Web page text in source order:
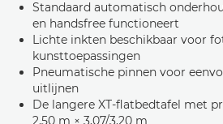
Standaard automatisch
en handsfree functioneert
Lichte inkten beschikbaar voor
kunsttoepassingen
Pneumatische pinnen voor
uitlijnen
De langere XT-flatbedtafel met
2,50 m × 3,07/3,20 m